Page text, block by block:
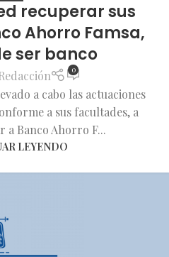
recuperar sus
Ahorro Famsa,
ser banco
0
a cabo las actuaciones
a sus facultades, a
a Banco Ahorro F...
LEYENDO